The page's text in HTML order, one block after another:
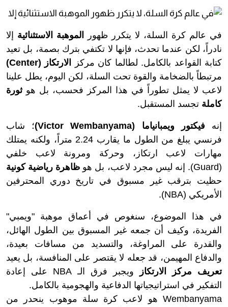
في عالم كرة السلة، لا يتكرر ظهور الموهبة الاستثنائية إلا
نادراً، لكن عندما تحدث، فإنها لا تكتفي بترك بصمة، بل تعيد
كتابة القواعد بالكامل. لطالما كان مركز
الارتكاز (Center)
مرتبطاً بالضخامة والقوة تحت السلة، لكن اليوم، يطل علينا
لاعب لا يمثل تطوراً في هذا المركز فحسب، بل هوثورة
كاملة تجسد المستقبل.
إنه فيكتور ويمبانياما (Victor Wembanyama)
؛ شاب
فرنسي يبلغ من الطول ما يقارب 2.24 متراً، ولكنه يمتلك
مهارات لاعب ارتكاز، وحركة ومرونة لاعب خلفي
(Guard). إنه ليس مجرد لاعب، بل هو
ظاهرة رياضية كونية
حظيت بترقب غير مسبوق في تاريخ دوري المحترفين
الأمريكي (NBA).
في هذا الموضوع، سنغوص في أعماق موهبة "ويمبي"
الفريدة، وكيف أن جمعه غير المسبوق بين الطول الهائل،
والقدرة على المراوغة، والتسديد من مسافات بعيدة،
والدفاع المهيمن، قد جعله لا يقتصر على المنافسة، بل يعيد
تعريف مركز الارتكاز
ويجبر فرق الـ NBA على إعادة
التفكير في استراتيجياتها الدفاعية والهجومية بالكامل.
Wembanyama هو لاعب كرة سلة موهوب ينحدر من